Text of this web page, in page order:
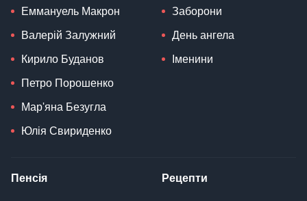
Еммануель Макрон
Валерій Залужний
Кирило Буданов
Петро Порошенко
Мар'яна Безугла
Юлія Свириденко
Заборони
День ангела
Іменини
Пенсія Рецепти